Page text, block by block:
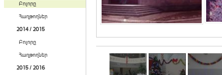
Բոլորը
Հաղթողներ
2014 / 2015
Բոլորը
Հաղթողներ
2015 / 2016